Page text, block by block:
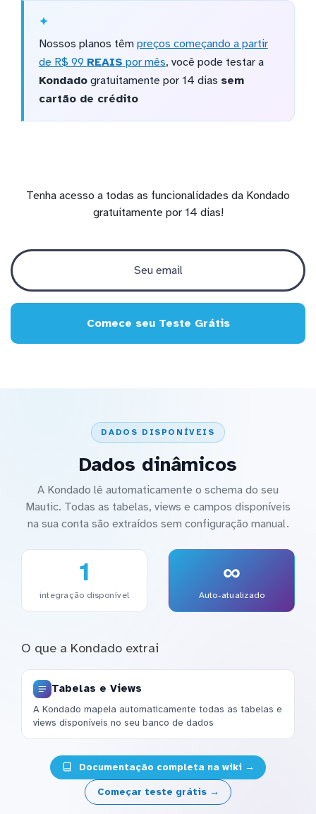
Nossos planos têm preços começando a partir
de R$ 99 REAIS por mês, você pode testar a
Kondadogratuitamente por 14 dias sem
cartão de crédito
Tenha acesso a todas as funcionalidades da Kondado
gratuitamente por 14 dias!
Comece seu Teste Grátis
DADOS DISPONÍVEIS
Dados dinâmicos
A Kondado lê automaticamente o schema do seu
Mautic. Todas as tabelas, views e campos disponíveis
na sua conta são extraídos sem configuração manual.
1
integração disponível
∞
Auto-atualizado
O que a Kondado extrai
Tabelas e Views
A Kondado mapeia automaticamente todas as tabelas e
views disponíveis no seu banco de dados
Documentação completa na wiki →
Começar teste grátis →